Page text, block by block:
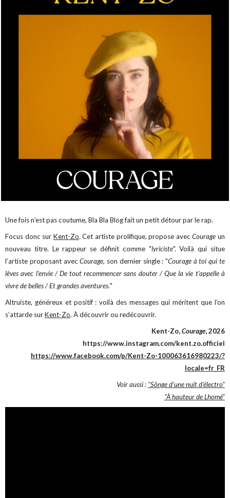
Une fois n’est pas coutume, Bla Bla Blog fait un petit détour par le rap.
Focus donc sur Kent-Zo. Cet artiste prolifique, propose avecCourage un
nouveau titre. Le rappeur se définit comme "lyriciste". Voilà qui situe
l’artiste proposant avecCourage, son dernier single : "Courage à toi qui te
lèves avec l'envie / De tout recommencer sans douter / Que la vie t'appelle à
vivre de belles / Et grandes aventures."
Altruiste, généreux et positif : voilà des messages qui méritent que l’on
s’attarde surKent-Zo. À découvrir ou redécouvrir.
Kent-Zo,Courage, 2026
https://www.instagram.com/kent.zo.officiel
https://www.facebook.com/p/Kent-Zo-100063616980223/?
locale=fr_FR
Voir aussi : "Sônge d’une nuit d’électro"
"À hauteur de Lhomé"